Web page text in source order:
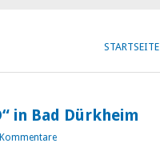
STARTSEITE
in Bad Dürkheim
Kommentare